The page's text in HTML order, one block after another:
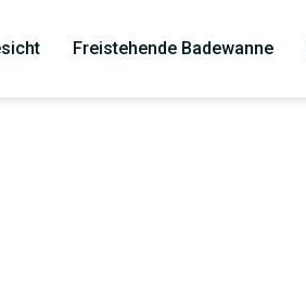
Freistehende Badewanne